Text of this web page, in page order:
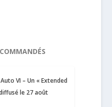
VI – Un « Extended
le 27 août